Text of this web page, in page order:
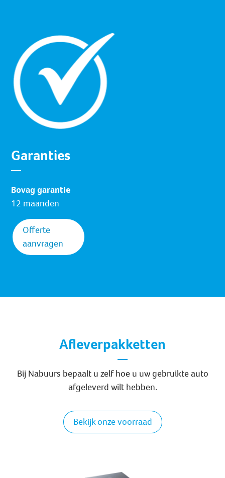
Garanties
Bovag garantie
12 maanden
Offerte
aanvragen
Afleverpakketten
Bij Nabuurs bepaalt u zelf hoe u uw gebruikte auto
afgeleverd wilt hebben.
Bekijk onze voorraad